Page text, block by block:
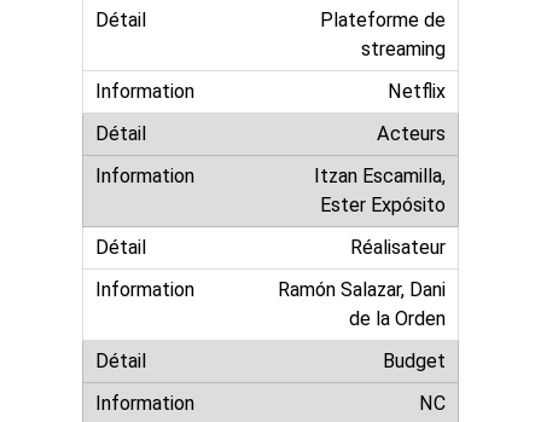
Plateforme de
streaming
Netflix
Acteurs
Itzan Escamilla,
Ester Expósito
Réalisateur
Ramón Salazar, Dani
de la Orden
Budget
NC